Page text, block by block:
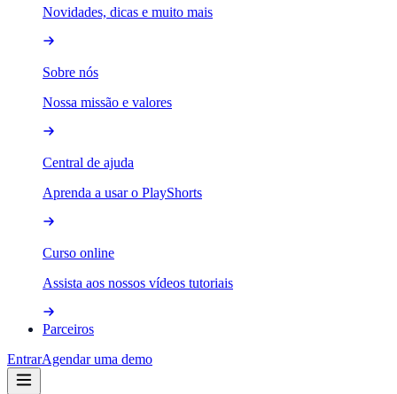
Novidades, dicas e muito mais
Sobre nós
Nossa missão e valores
Central de ajuda
Aprenda a usar o PlayShorts
Curso online
Assista aos nossos vídeos tutoriais
Parceiros
EntrarAgendar uma demo